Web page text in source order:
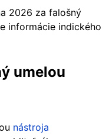
2026 za falošný
informácie indického
umelou
nástroja